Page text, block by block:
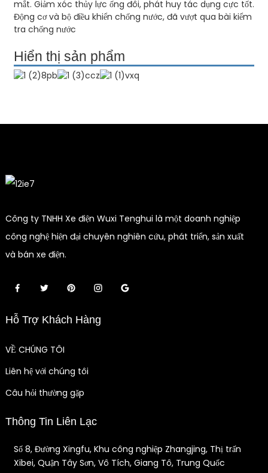
mắt. Giảm xóc thủy lực ống đôi, phát huy tác dụng cực tốt.
Động cơ và bộ điều khiển chống nước, đã vượt qua bài kiểm
tra chống nước
Hiển thị sản phẩm
Công ty TNHH Xe điện Wuxi Tenghui là một doanh nghiệp
công nghệ hiện đại chuyên nghiên cứu, phát triển, sản xuất
và bán xe điện.
Hỗ Trợ Khách Hàng
VỀ CHÚNG TÔI
Liên hệ với chúng tôi
Câu hỏi thường gặp
Thông Tin Liên Lạc
Số 8, Đường Xingfu, Khu công nghiệp Zhangjing, Thị trấn
Xibei, Quận Tây Sơn, Vô Tích, Giang Tô, Trung Quốc